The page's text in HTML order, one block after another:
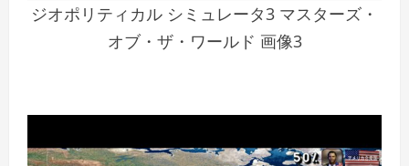
ジオポリティカル シミュレータ3 マスターズ・
オブ・ザ・ワールド 画像3